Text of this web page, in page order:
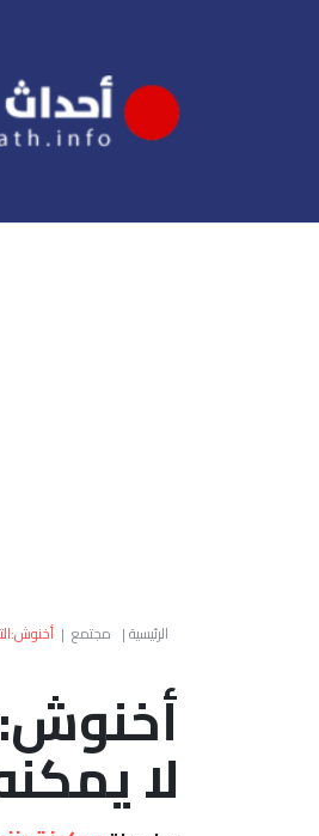
الرئيسية| مجتمع |
لا